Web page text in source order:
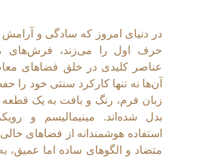
در دنیای امروز که سادگی و
حرف اول را می‌زند، فرش‌های
عناصر کلیدی در خلق فضاهای
آن‌ها نه تنها کارکرد سنتی خود را
زبان فرم، رنگ و بافت به یک
بدل شده‌اند. مینیمالیسم و
استفاده هوشمندانه از فضاهای
متضاد و الگوهای ساده اما